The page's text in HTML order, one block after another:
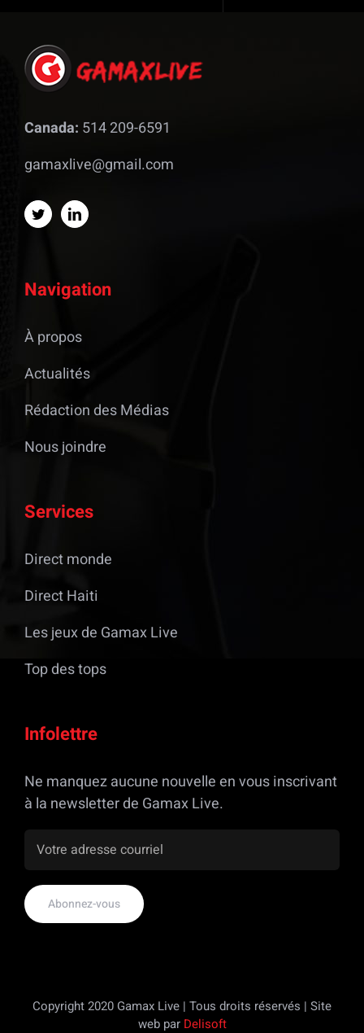
Canada: 514 209-6591
gamaxlive@gmail.com
Navigation
À propos
Actualités
Rédaction des Médias
Nous joindre
Services
Direct monde
Direct Haiti
Les jeux de Gamax Live
Top des tops
Infolettre
Ne manquez aucune nouvelle en vous inscrivant
à la newsletter de Gamax Live.
Copyright 2020 Gamax Live | Tous droits réservés | Site
web par Delisoft